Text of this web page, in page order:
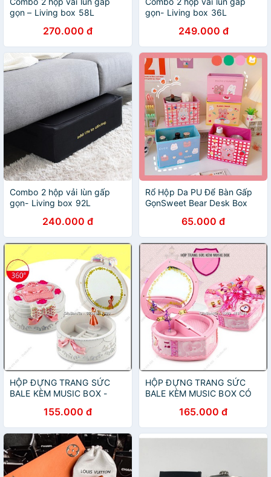
gọn – Living box 58L
270.000 đ
gọn- Living box 36L
249.000 đ
Combo 2 hộp vải lùn gấp
gọn- Living box 92L
240.000 đ
Rổ Hộp Da PU Để Bàn Gấp
GọnSweet Bear Desk Box
65.000 đ
HỘP ĐỰNG TRANG SỨC
BALE KÈM MUSIC BOX -
155.000 đ
HỘP ĐỰNG TRANG SỨC
BALE KÈM MUSIC BOX CÓ
165.000 đ